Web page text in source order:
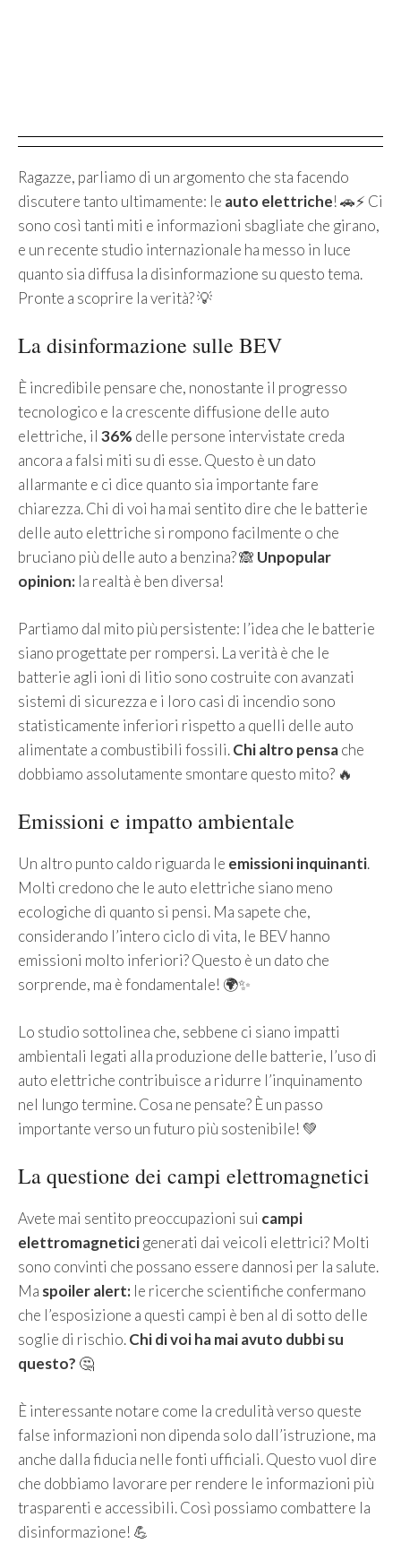
Ragazze, parliamo di un argomento che sta facendo
discutere tanto ultimamente: le auto elettriche! 🚗⚡️ Ci
sono così tanti miti e informazioni sbagliate che girano,
e un recente studio internazionale ha messo in luce
quanto sia diffusa la disinformazione su questo tema.
Pronte a scoprire la verità? 💡
La disinformazione sulle BEV
È incredibile pensare che, nonostante il progresso
tecnologico e la crescente diffusione delle auto
elettriche, il 36% delle persone intervistate creda
ancora a falsi miti su di esse. Questo è un dato
allarmante e ci dice quanto sia importante fare
chiarezza. Chi di voi ha mai sentito dire che le batterie
delle auto elettriche si rompono facilmente o che
bruciano più delle auto a benzina? 🙈 Unpopular
opinion: la realtà è ben diversa!
Partiamo dal mito più persistente: l’idea che le batterie
siano progettate per rompersi. La verità è che le
batterie agli ioni di litio sono costruite con avanzati
sistemi di sicurezza e i loro casi di incendio sono
statisticamente inferiori rispetto a quelli delle auto
alimentate a combustibili fossili.Chi altro pensache
dobbiamo assolutamente smontare questo mito? 🔥
Emissioni e impatto ambientale
Un altro punto caldo riguarda le emissioni inquinanti.
Molti credono che le auto elettriche siano meno
ecologiche di quanto si pensi. Ma sapete che,
considerando l’intero ciclo di vita, le BEV hanno
emissioni molto inferiori? Questo è un dato che
sorprende, ma è fondamentale! 🌍✨
Lo studio sottolinea che, sebbene ci siano impatti
ambientali legati alla produzione delle batterie, l’uso di
auto elettriche contribuisce a ridurre l’inquinamento
nel lungo termine. Cosa ne pensate? È un passo
importante verso un futuro più sostenibile! 💚
La questione dei campi elettromagnetici
Avete mai sentito preoccupazioni sui campi
elettromagneticigenerati dai veicoli elettrici? Molti
sono convinti che possano essere dannosi per la salute.
Ma spoiler alert: le ricerche scientifiche confermano
che l’esposizione a questi campi è ben al di sotto delle
soglie di rischio.Chi di voi ha mai avuto dubbi su
questo? 🤔
È interessante notare come la credulità verso queste
false informazioni non dipenda solo dall’istruzione, ma
anche dalla fiducia nelle fonti ufficiali. Questo vuol dire
che dobbiamo lavorare per rendere le informazioni più
trasparenti e accessibili. Così possiamo combattere la
disinformazione! 💪